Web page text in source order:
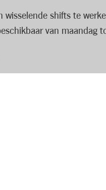
wisselende shifts te
van maandag